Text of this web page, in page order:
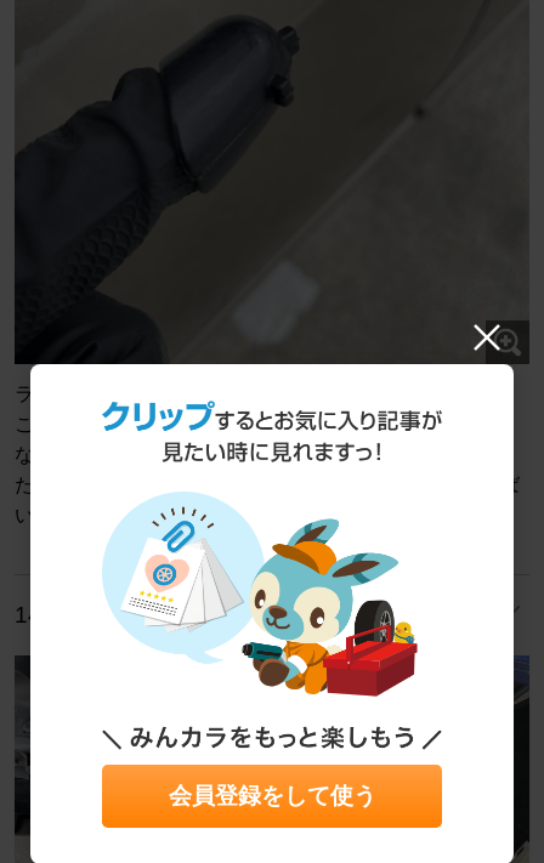
ライトの内側を外します。
ここで、カプラー外し登場！
なかなか便利！
ただし、私の指は太いので…ワンサイズ大きいのがあれば
いいのに！
14/21
会員登録をして使う